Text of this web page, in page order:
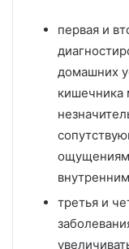
первая и
домашних
кишечника
третья и